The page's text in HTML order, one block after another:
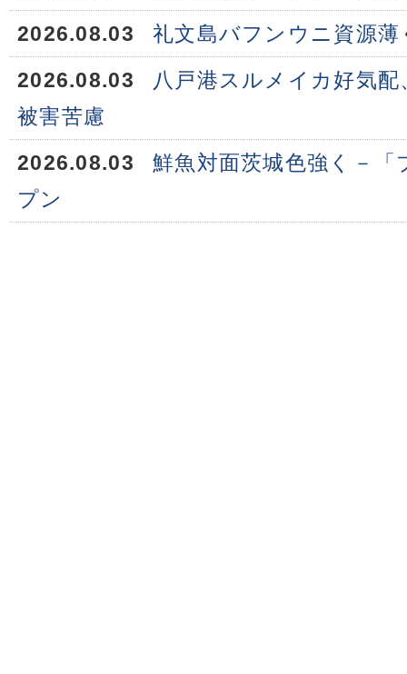
2026.08.03
礼文島バフンウニ資源薄
2026.08.03
八戸港スルメイカ好気
被害苦慮
2026.08.03
鮮魚対面茨城色強く－
プン